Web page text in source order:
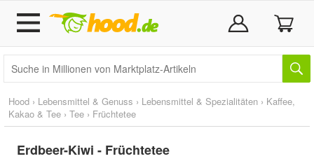
Hood › Lebensmittel & Genuss › Lebensmittel & Spezialitäten › Kaffee,
Kakao & Tee › Tee › Früchtetee
Erdbeer-Kiwi - Früchtetee